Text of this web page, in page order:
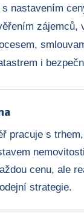
s nastavením
zájemců,
i
pracuje s
cenu, ale
strategie.